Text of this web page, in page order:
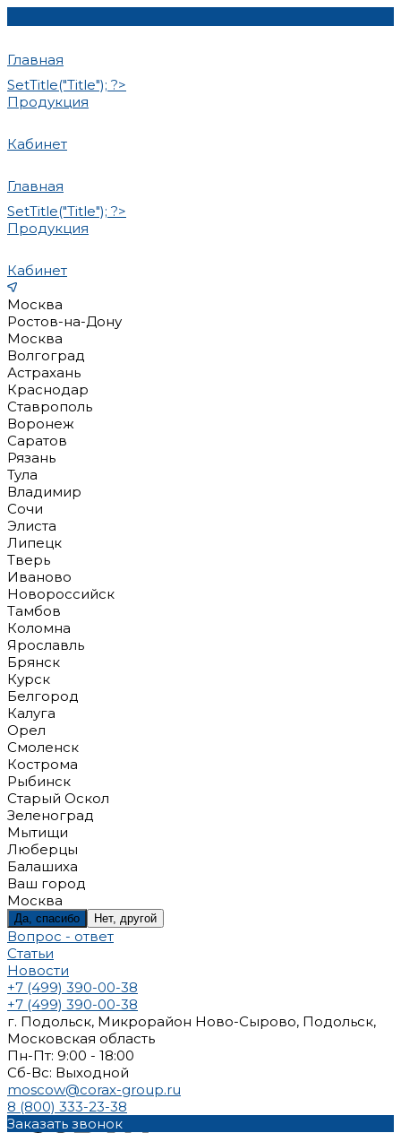
Главная
SetTitle("Title"); ?>
Продукция
Кабинет
Главная
SetTitle("Title"); ?>
Продукция
Кабинет
Москва
Ростов-на-Дону
Москва
Волгоград
Астрахань
Краснодар
Ставрополь
Воронеж
Саратов
Рязань
Тула
Владимир
Сочи
Элиста
Липецк
Тверь
Иваново
Новороссийск
Тамбов
Коломна
Ярославль
Брянск
Курск
Белгород
Калуга
Орел
Смоленск
Кострома
Рыбинск
Старый Оскол
Зеленоград
Мытищи
Люберцы
Балашиха
Ваш город
Москва
Да, спасибо Нет, другой
Вопрос - ответ
Статьи
Новости
+7 (499) 390-00-38
+7 (499) 390-00-38
г. Подольск, Микрорайон Ново-Сырово, Подольск,
Московская область
Пн-Пт: 9:00 - 18:00
Cб-Вс: Выходной
moscow@corax-group.ru
8 (800) 333-23-38
Заказать звонок